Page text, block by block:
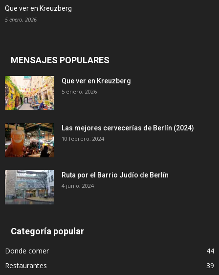
Que ver en Kreuzberg
5 enero, 2026
MENSAJES POPULARES
Que ver en Kreuzberg
5 enero, 2026
Las mejores cervecerías de Berlín (2024)
10 febrero, 2024
Ruta por el Barrio Judío de Berlín
4 junio, 2024
Categoría popular
Donde comer
44
Restaurantes
39